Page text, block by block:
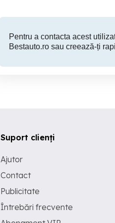
Pentru a contacta acest
Bestauto.ro sau creează-ți
Suport clienți
Ajutor
Contact
Publicitate
Întrebări frecvente